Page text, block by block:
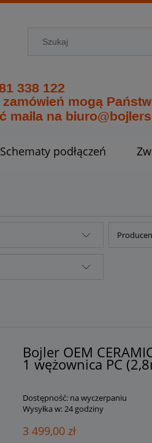
Schematy podłączeń
Bojler OEM
1 wężownica PC
Dostępność: na wyczerpaniu
Wysyłka w: 24 godziny
3 499,00 zł